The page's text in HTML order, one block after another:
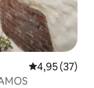
Gemiddelde
4,95 (37)